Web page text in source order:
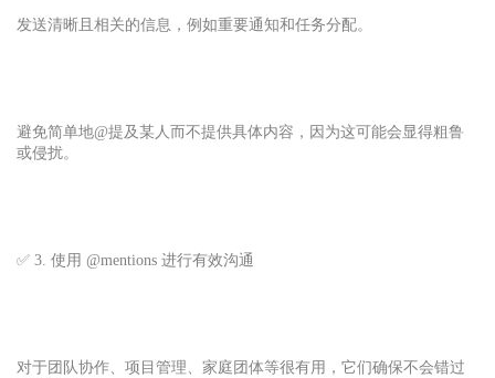
发送清晰且相关的信息，例如重要通知和任务分配。
避免简单地@提及某人而不提供具体内容，因为这可能会显得粗鲁
或侵扰。
✅ 3. 使用 @mentions 进行有效沟通
对于团队协作、项目管理、家庭团体等很有用，它们确保不会错过